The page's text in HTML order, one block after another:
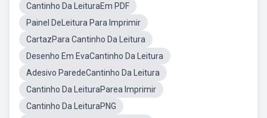
Cantinho Da LeituraEm PDF
Painel DeLeitura Para Imprimir
CartazPara Cantinho Da Leitura
Desenho Em EvaCantinho Da Leitura
Adesivo ParedeCantinho Da Leitura
Cantinho Da LeituraParea Imprimir
Cantinho Da LeituraPNG